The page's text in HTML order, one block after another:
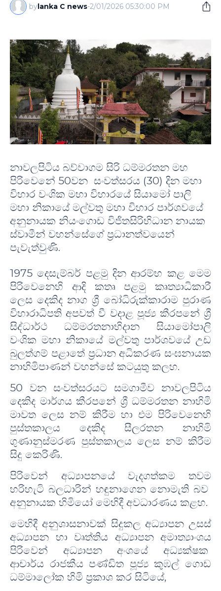
bylanka C news-2/01/2026 05:30:00 PM
නාවලපිටිය බව්වාගම සිරි ධම්මරතන මහ
පිරිවෙනේ 50වන සංවත්සරය (30) දින මහා
විහාර වංශික මහා විහාරයේ සියාමෝ පාලි
මහා නිකායේ මල්වතු මහා විහාර පාර්ශවයේ
අනුනායක නියංගොඩ විජිතසිරිභිධාන නායක
ස්වාමීන් වහන්සේගේ ප්‍රධානත්වයෙන්
පැවැත්වුණි.
1975 දෙසැම්බර් පළමු දින ආරම්භ කළ මෙම
පිරිවෙනෙහි ආදි කතෘ පළමු කෘත්‍යාධිකාරී
ලෙස දෙකිද නාග ශ්‍රී බෝධිරුක්කාරාම පුරාණ
විහාරාධිපති අපවත් වී වදාළ පූජ්‍ය කීරපනේ ශ්‍රී
සිද්ධාර්ථ ධම්මරතනාභිදාන සියාමෝපාලි
වංශික මහා නිකායේ මල්වතු පාර්ශවයේ උඩ
බුලත්ගම් පළාතේ ප්‍රධාන අධිකරණ සංඝනායක
නාහිමිපාණන් වහන්සේ කටයුතු කලහ.
50 වන සංවත්සරයට සමගාමීව නාවලපිටිය
දෙකිද මාර්ගය කීරපනේ ශ්‍රී ධම්මරතන නාහිමි
මාවත ලෙස නම් කිරීම හා එම පිරිවෙනෙහි
පුස්තකාලය දෙකිද සීලරතන නාහිමි
ගුණානුස්මරණ පුස්තකාලය ලෙස නම් කිරීම
සිදු කෙරිණි.
පිරිවෙන් අධ්‍යාපනයේ වැදගත්කම තවම
හරිහැටි බලධාරින් හඳුනාගෙන නොමැති බව
අනුනායක හිමියෝ මෙහිදී අවධාරණය කළහ.
මෙහිදී අනුශාසනාවක් සිදුකල අධ්‍යාපන උසස්
අධ්‍යාපන හා වෘත්තිය අධ්‍යාපන අමාත්‍යාංශය
පිරිවෙන් අධ්‍යාපන අංශයේ අධ්‍යක්ෂක
ආචාර්ය රාජකීය පණ්ඩිත පූජ්‍ය කුඹල් ගොඩ
ධම්මාලෝක හිමි ප්‍රකාශ කර සිටියේ,